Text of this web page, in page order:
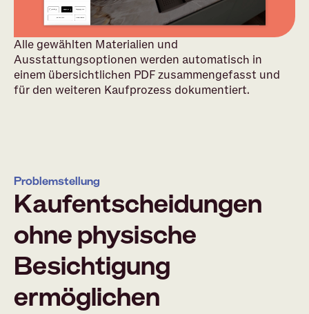
Alle gewählten Materialien und
Ausstattungsoptionen werden automatisch in
einem übersichtlichen PDF zusammengefasst und
für den weiteren Kaufprozess dokumentiert.
Problemstellung
Kaufentscheidungen
ohne physische
Besichtigung
ermöglichen